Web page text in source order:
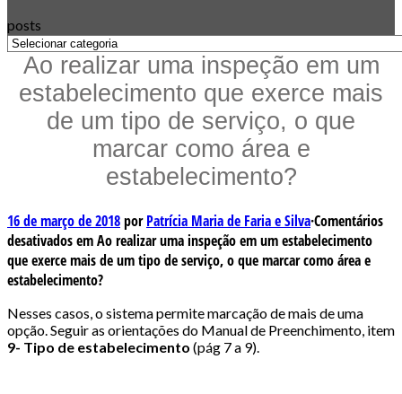
posts
Ao realizar uma inspeção em um
estabelecimento que exerce mais
de um tipo de serviço, o que
marcar como área e
estabelecimento?
16 de março de 2018porPatrícia Maria de Faria e Silva·Comentários
desativadosem Ao realizar uma inspeção em um estabelecimento
que exerce mais de um tipo de serviço, o que marcar como área e
estabelecimento?
Nesses casos, o sistema permite marcação de mais de uma
opção. Seguir as orientações do Manual de Preenchimento, item
9- Tipo de estabelecimento (pág 7 a 9).